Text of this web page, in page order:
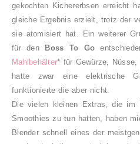
gekochten Kichererbsen erreicht
gleiche Ergebnis erzielt, trotz der
sie atomisiert hat. Ein weiterer
für den Boss To Go
Mahlbehälter* für Gewürze,
hatte zwar eine elektrische
funktionierte die aber nicht.
Die vielen kleinen Extras, die
Smoothies zu tun hatten, haben
Blender schnell eines der